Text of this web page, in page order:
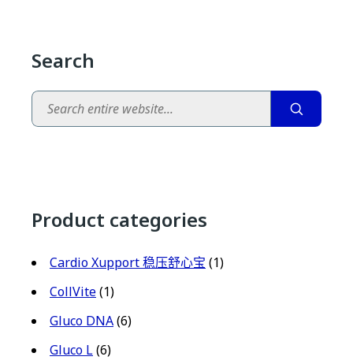
Search
Search
Product categories
Cardio Xupport 稳压舒心宝 (1)
CollVite(1)
Gluco DNA(6)
Gluco L(6)